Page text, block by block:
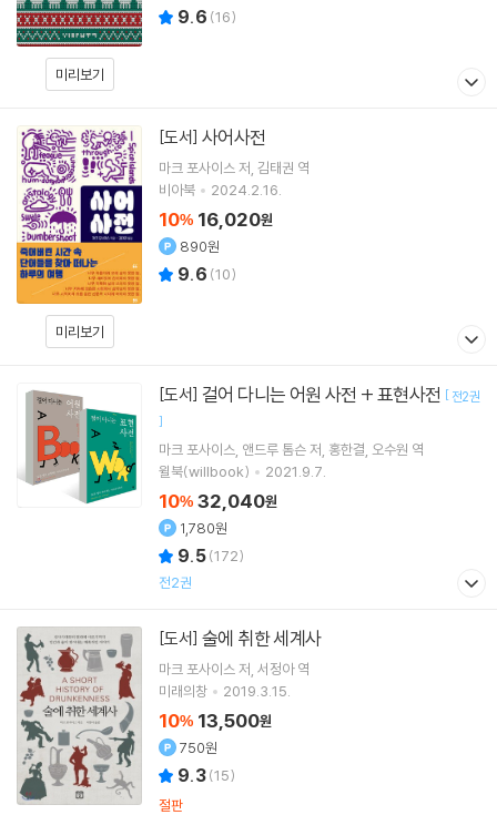
미리보기
9.6 (16)
미리보기
[도서] 사어사전
마크 포사이스 저 김태권 역
비아북
2024.2.16.
10% 16,020원
890원
9.6 (10)
[도서] 걸어 다니는 어원 사전 + 표현사전 [ 전2권
]
마크 포사이스 앤드루 톰슨저 홍한결 오수원 역
윌북(willbook)
2021.9.7.
10% 32,040원
1,780원
9.5(172)
전2권
[도서] 술에 취한 세계사
마크 포사이스 저 서정아역
미래의창
2019.3.15.
10% 13,500원
750원
9.3(15)
절판